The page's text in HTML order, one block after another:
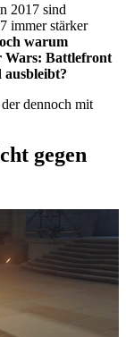
2017 sind
immer stärker
warum
Wars: Battlefront
dennoch mit
gegen